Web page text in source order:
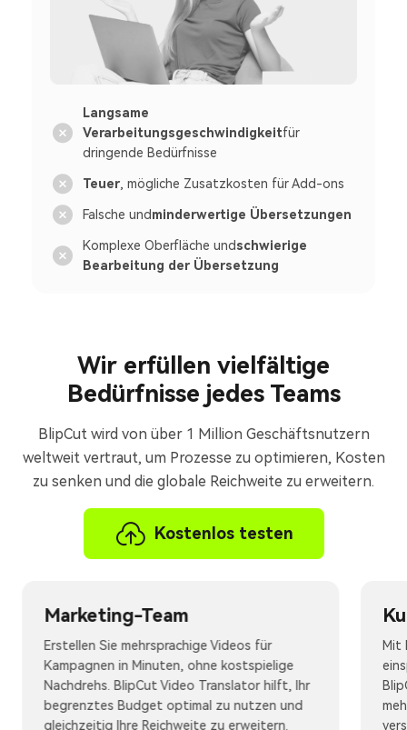
Langsame
Verarbeitungsgeschwindigkeitfür
dringende Bedürfnisse
Teuer , mögliche Zusatzkosten für Add-ons
Falsche undminderwertige Übersetzungen
Komplexe Oberfläche undschwierige
Bearbeitung der Übersetzung
Wir erfüllen vielfältige
Bedürfnisse jedes Teams
BlipCut wird von über 1 Million Geschäftsnutzern
weltweit vertraut, um Prozesse zu optimieren, Kosten
zu senken und die globale Reichweite zu erweitern.
Kostenlos testen
Marketing-Team
Erstellen Sie mehrsprachige Videos für
Kampagnen in Minuten, ohne kostspielige
Nachdrehs. BlipCut Video Translator hilft, Ihr
begrenztes Budget optimal zu nutzen und
gleichzeitig Ihre Reichweite zu erweitern.
Mit